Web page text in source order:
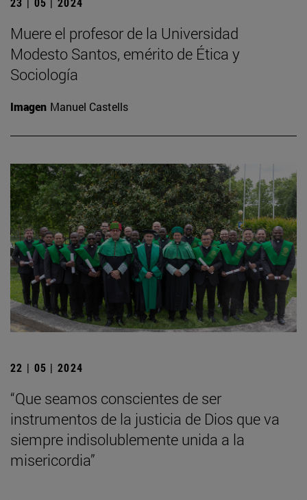
Muere el profesor de la Universidad
Modesto Santos, emérito de Ética y
Sociología
Imagen Manuel Castells
22 | 05 | 2024
“Que seamos conscientes de ser
instrumentos de la justicia de Dios que va
siempre indisolublemente unida a la
misericordia”